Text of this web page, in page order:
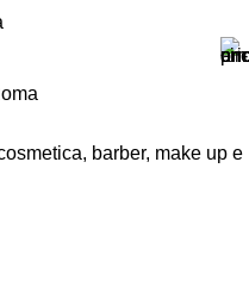
barber, make up e